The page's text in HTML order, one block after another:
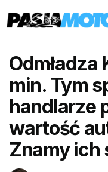
Odmładza
min. Tym
handlarze
wartość
Znamy ich